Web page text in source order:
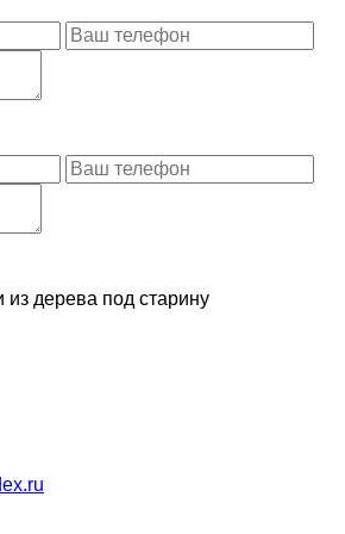
из дерева под старину